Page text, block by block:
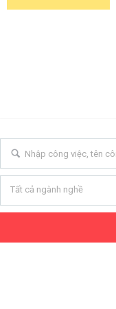
Tất cả ngành nghề